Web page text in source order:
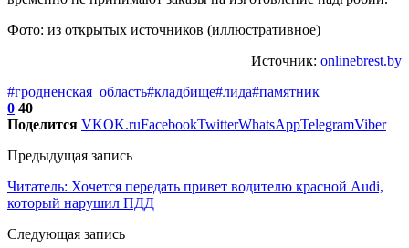
Фото: из открытых источников (иллюстративное)
Источник: onlinebrest.by
#гродненская_область#кладбище#лида#памятник
0 40
Поделится VKOK.ruFacebookTwitterWhatsAppTelegramViber
Предыдущая запись
Читатель: Хочется передать привет водителю красной Audi,
который нарушил ПДД
Следующая запись